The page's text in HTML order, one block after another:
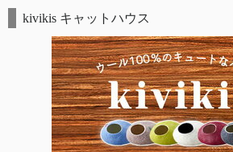
kivikis キャットハウス